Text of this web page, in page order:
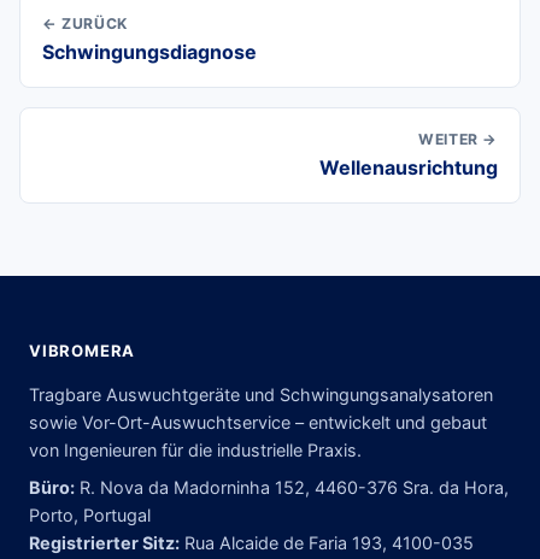
← ZURÜCK
Schwingungsdiagnose
WEITER →
Wellenausrichtung
VIBROMERA
Tragbare Auswuchtgeräte und Schwingungsanalysatoren
sowie Vor-Ort-Auswuchtservice – entwickelt und gebaut
von Ingenieuren für die industrielle Praxis.
Büro: R. Nova da Madorninha 152, 4460-376 Sra. da Hora,
Porto, Portugal
Registrierter Sitz: Rua Alcaide de Faria 193, 4100-035